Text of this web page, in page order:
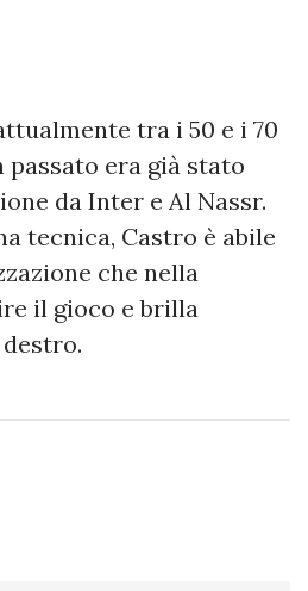
tra i 50 e i 70
era già stato
da Inter e Al Nassr.
tecnica, Castro è abile
che nella
il gioco e brilla
destro.